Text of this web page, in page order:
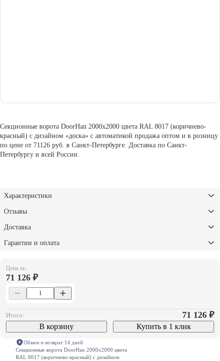
Цена за :
71 126 ₽
Итого: 71 126 ₽
В корзину Купить в 1 клик
Обмен и возврат 14 дней
Секционные ворота DoorHan 2000х2000 цвета
RAL 8017 (коричнево-красный) с дизайном
Секционные ворота DoorHan 2000х2000 цвета RAL 8017 (коричнево-
красный) с дизайном «доска» с автоматикой продажа оптом и в розницу
по цене от 71126 руб. в Санкт-Петербурге. Доставка по Санкт-
Петербургу и всей России.
Характеристики
Отзывы
Доставка
Гарантии и оплата